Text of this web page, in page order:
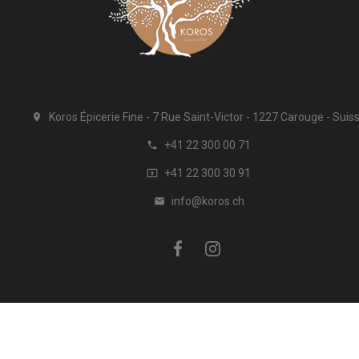
 Koros Épicerie Fine 7 Rue Saint-Victor 1227 Carouge
 +41 22 300 00 71
 +41 22 300 30 91
 info@koros.ch